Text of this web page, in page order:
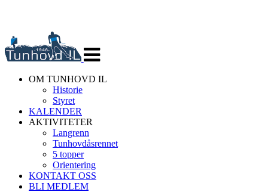
navigasjon
OM TUNHOVD IL
Historie
Styret
KALENDER
AKTIVITETER
Langrenn
Tunhovdåsrennet
5 topper
Orientering
KONTAKT OSS
BLI MEDLEM